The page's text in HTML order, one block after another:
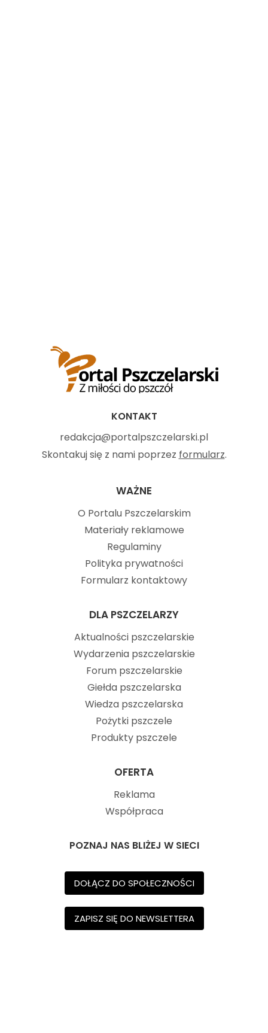
KONTAKT
redakcja@portalpszczelarski.pl
Skontakuj się z nami poprzez formularz.
WAŻNE
O Portalu Pszczelarskim
Materiały reklamowe
Regulaminy
Polityka prywatności
Formularz kontaktowy
DLA PSZCZELARZY
Aktualności pszczelarskie
Wydarzenia pszczelarskie
Forum pszczelarskie
Giełda pszczelarska
Wiedza pszczelarska
Pożytki pszczele
Produkty pszczele
OFERTA
Reklama
Współpraca
POZNAJ NAS BLIŻEJ W SIECI
DOŁĄCZ DO SPOŁECZNOŚCI
ZAPISZ SIĘ DO NEWSLETTERA